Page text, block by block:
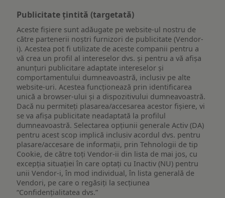
Publicitate țintită (targetată)
Aceste fișiere sunt adăugate pe website-ul nostru de
către partenerii noștri furnizori de publicitate (Vendor-
i). Acestea pot fi utilizate de aceste companii pentru a
vă crea un profil al intereselor dvs. și pentru a vă afișa
anunțuri publicitare adaptate intereselor și
comportamentului dumneavoastră, inclusiv pe alte
website-uri. Acestea funcționează prin identificarea
unică a browser-ului și a dispozitivului dumneavoastră.
Dacă nu permiteți plasarea/accesarea acestor fișiere, vi
se va afișa publicitate neadaptată la profilul
dumneavoastră. Selectarea opțiunii generale Activ (DA)
pentru acest scop implică inclusiv acordul dvs. pentru
plasare/accesare de informații, prin Tehnologii de tip
Cookie, de către toți Vendor-ii din lista de mai jos, cu
excepția situației în care optați cu Inactiv (NU) pentru
unii Vendor-i, în mod individual, în lista generală de
Vendori, pe care o regăsiți la secțiunea
“Confidențialitatea dvs.”